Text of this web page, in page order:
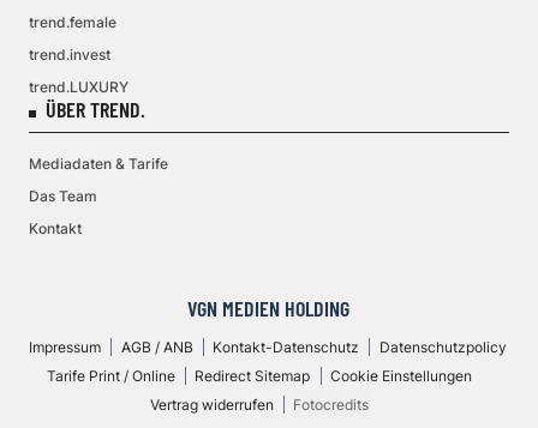
trend.female
trend.invest
trend.LUXURY
ÜBER TREND.
Mediadaten & Tarife
Das Team
Kontakt
VGN MEDIEN HOLDING
Impressum AGB / ANB Kontakt-Datenschutz
Datenschutzpolicy
Tarife Print / Online
Redirect Sitemap
Cookie Einstellungen
Vertrag widerrufen
Fotocredits